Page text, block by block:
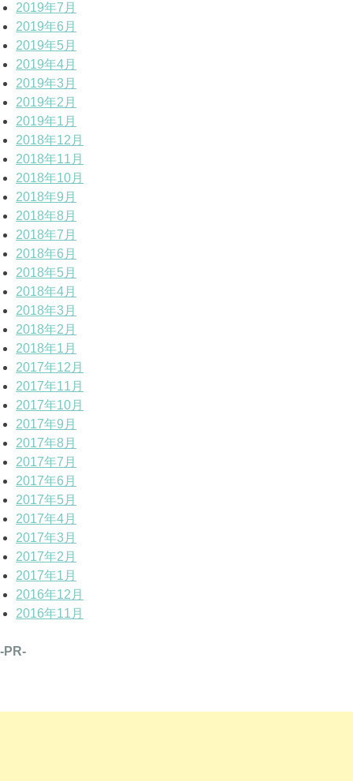
2019年7月
2019年6月
2019年5月
2019年4月
2019年3月
2019年2月
2019年1月
2018年12月
2018年11月
2018年10月
2018年9月
2018年8月
2018年7月
2018年6月
2018年5月
2018年4月
2018年3月
2018年2月
2018年1月
2017年12月
2017年11月
2017年10月
2017年9月
2017年8月
2017年7月
2017年6月
2017年5月
2017年4月
2017年3月
2017年2月
2017年1月
2016年12月
2016年11月
-PR-